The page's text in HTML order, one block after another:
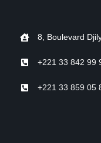
8, Boulevard
+221 33 842 99
+221 33 859 05